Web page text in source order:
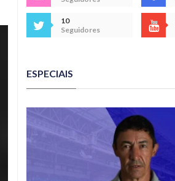
10
Seguidores
ESPECIAIS